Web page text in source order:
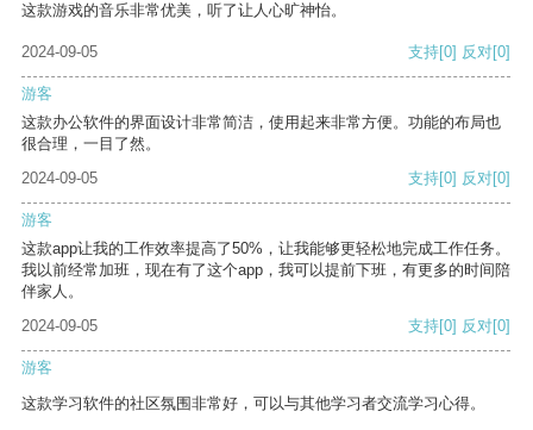
这款游戏的音乐非常优美，听了让人心旷神怡。
2024-09-05 支持[0] 反对[0]
游客
这款办公软件的界面设计非常简洁，使用起来非常方便。功能的布局也
很合理，一目了然。
2024-09-05
支持[0] 反对[0]
游客
这款app让我的工作效率提高了50%，让我能够更轻松地完成工作任务。
我以前经常加班，现在有了这个app，我可以提前下班，有更多的时间陪
伴家人。
2024-09-05
支持[0] 反对[0]
游客
这款学习软件的社区氛围非常好，可以与其他学习者交流学习心得。